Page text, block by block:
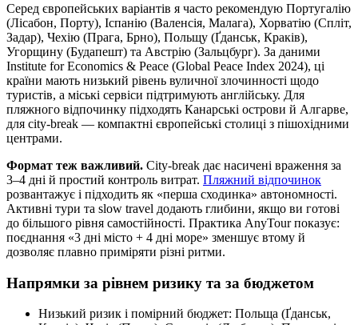
Серед європейських варіантів я часто рекомендую Португалію
(Лісабон, Порту), Іспанію (Валенсія, Малага), Хорватію (Спліт,
Задар), Чехію (Прага, Брно), Польщу (Ґданськ, Краків),
Угорщину (Будапешт) та Австрію (Зальцбург). За даними
Institute for Economics & Peace (Global Peace Index 2024), ці
країни мають низький рівень вуличної злочинності щодо
туристів, а міські сервіси підтримують англійську. Для
пляжного відпочинку підходять Канарські острови й Алгарве,
для city‑break — компактні європейські столиці з пішохідними
центрами.
Формат теж важливий. City‑break дає насичені враження за
3–4 дні й простий контроль витрат. Пляжний відпочинок
розвантажує і підходить як «перша сходинка» автономності.
Активні тури та slow travel додають глибини, якщо ви готові
до більшого рівня самостійності. Практика AnyTour показує:
поєднання «3 дні місто + 4 дні море» зменшує втому й
дозволяє плавно приміряти різні ритми.
Напрямки за рівнем ризику та за бюджетом
Низький ризик і помірний бюджет: Польща (Ґданськ,